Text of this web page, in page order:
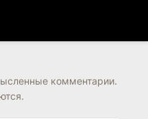
комментарии.